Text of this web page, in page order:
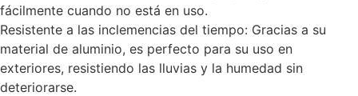
fácilmente cuando no está en uso.
Resistente a las inclemencias del tiempo: Gracias a su
material de aluminio, es perfecto para su uso en
exteriores, resistiendo las lluvias y la humedad sin
deteriorarse.